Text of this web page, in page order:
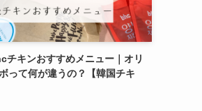
チキンおすすめメニュー｜オリ
って何が違うの？【韓国チキ